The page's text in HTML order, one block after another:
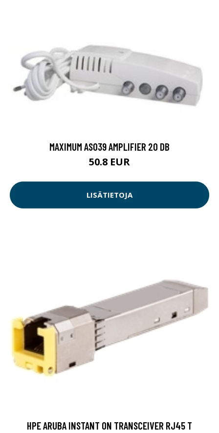
MAXIMUM AS039 AMPLIFIER 20 DB
50.8 EUR
LISÄTIETOJA
HPE ARUBA INSTANT ON TRANSCEIVER RJ45 T